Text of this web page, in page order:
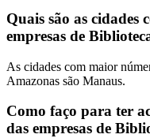
Quais são as cidades
empresas de
As cidades com maior
Amazonas são Manaus.
Como faço para ter
das empresas de